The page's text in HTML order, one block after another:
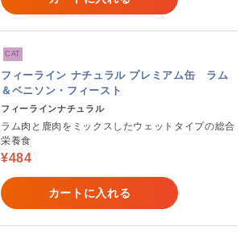
CAT
フィーライン ナチュラル プレミアム缶 ラム
＆ベニソン・フィースト
フィーラインナチュラル
ラム肉と鹿肉をミックスしたウェットタイプの総合
栄養食
¥484
カートに入れる